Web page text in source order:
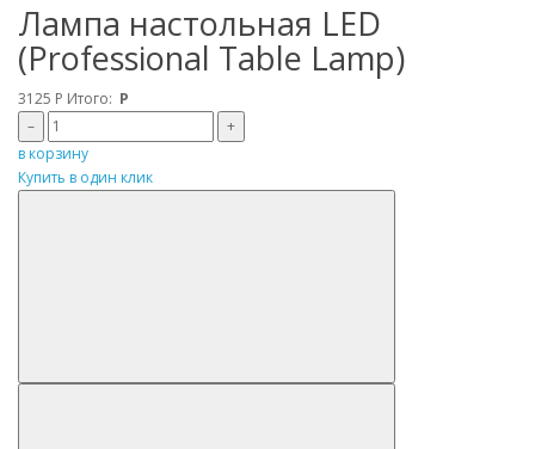
Лампа настольная LED
(Professional Table Lamp)
3125 Р Итого: Р
–
+
в корзину
Купить в один клик